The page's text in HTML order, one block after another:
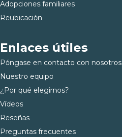
Adopciones familiares
Reubicación
Enlaces útiles
Póngase en contacto con nosotros
Nuestro equipo
¿Por qué elegirnos?
Vídeos
Reseñas
Preguntas frecuentes